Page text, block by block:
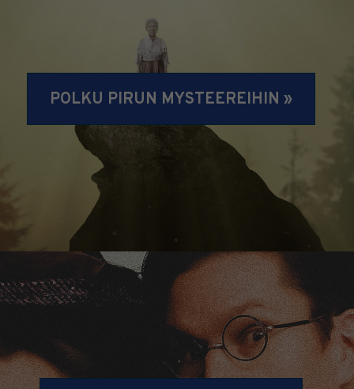
POLKU PIRUN MYSTEEREIHIN »